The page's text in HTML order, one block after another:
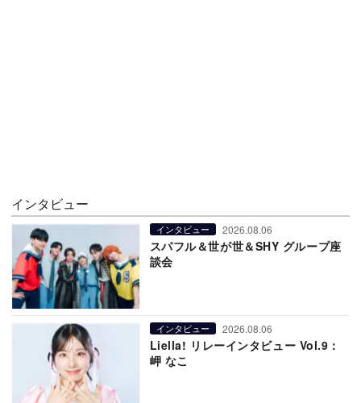
インタビュー
インタビュー 2026.08.06
スパフル＆世が世＆SHY グループ座
談会
インタビュー 2026.08.06
Liella! リレーインタビュー Vol.9：
岬 なこ